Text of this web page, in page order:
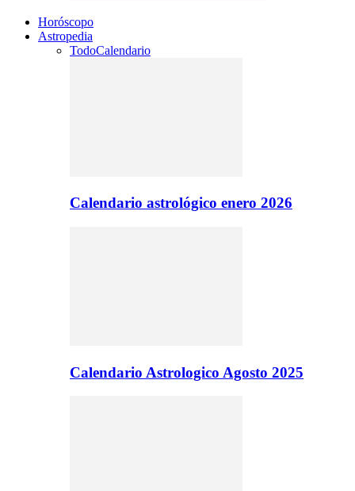
Horóscopo
Astropedia
TodoCalendario
Calendario astrológico enero 2026
Calendario Astrologico Agosto 2025